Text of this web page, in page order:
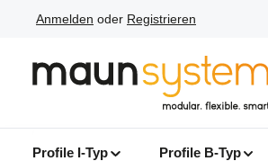
Hauptinhalt springen
Zur Suche springen
Zur Hauptnavigation springen
Anmelden oder Registrieren
Profile I-Typ Profile B-Typ